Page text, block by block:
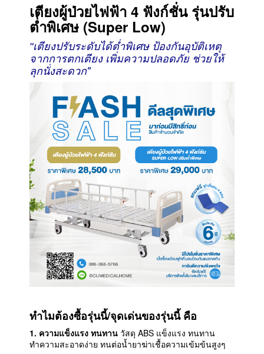
เตียงผู้ป่วยไฟฟ้า 4 ฟังก์ชั่น รุ่นปรับ
ต่ำพิเศษ (Super Low)
"เตียงปรับระดับได้ต่ำพิเศษ ป้องกันอุบัติเหตุ
จากการตกเตียง เพิ่มความปลอดภัย ช่วยให้
ลุกนั่งสะดวก"
ทำไมต้องซื้อรุ่นนี้/จุดเด่นของรุ่นนี้ คือ
1. ความแข็งแรง ทนทาน วัสดุ ABS แข็งแรง ทนทาน
ทำความสะอาดง่าย ทนต่อน้ำยาฆ่าเชื้อความเข้มข้นสูงๆ